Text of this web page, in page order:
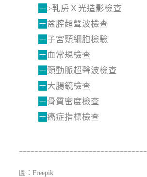
－ >乳房Ｘ光造影檢查
－ 盆腔超聲波檢查
－ 子宮頸細胞檢驗
－ 血常規檢查
－ 頸動脈超聲波檢查
－ 大腸鏡檢查
－ 骨質密度檢查
－癌症指標檢查
=================================
圖：Freepik